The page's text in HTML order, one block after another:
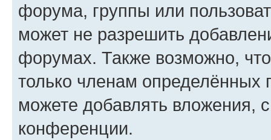
форума, группы или
может не разрешить
форумах. Также возможно,
только членам определённых
можете добавлять вложения,
конференции.